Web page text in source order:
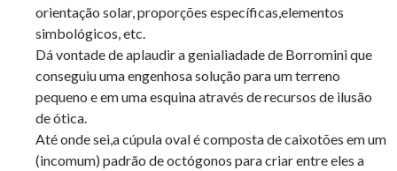
orientação solar, proporções específicas,elementos
simbológicos, etc.
Dá vontade de aplaudir a genialiadade de Borromini que
conseguiu uma engenhosa solução para um terreno
pequeno e em uma esquina através de recursos de ilusão
de ótica.
Até onde sei,a cúpula oval é composta de caixotões em um
(incomum) padrão de octógonos para criar entre eles a